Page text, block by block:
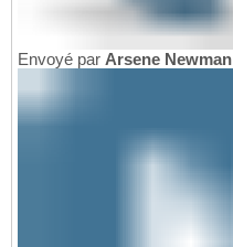
Envoyé par Arsene Newman